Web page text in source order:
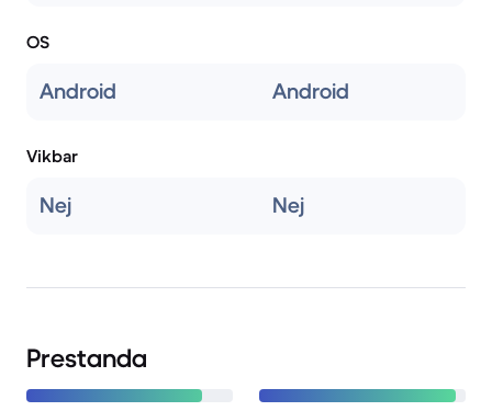
OS
Android Android
Vikbar
Nej Nej
Prestanda